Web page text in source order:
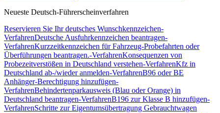
Neueste Deutsch-Führerscheinverfahren
Reservieren Sie Ihr deutsches Wunschkennzeichen-
VerfahrenDeutsche Ausfuhrkennzeichen beantragen-
VerfahrenKurzzeitkennzeichen für Fahrzeug-Probefahrten oder
Überführungen beantragen.-VerfahrenKonsequenzen von
Probezeitverstößen in Deutschland verstehen-VerfahrenKfz in
Deutschland ab-/wieder anmelden-VerfahrenB96 oder BE
Anhänger-Berechtigung hinzufügen-
VerfahrenBehindertenparkausweis (Blau oder Orange) in
Deutschland beantragen-VerfahrenB196 zur Klasse B hinzufügen-
VerfahrenSchritte zur Eigentumsübertragung Gebrauchtwagen